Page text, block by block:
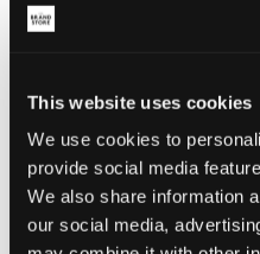
This website uses cookies
We use cookies to
provide social media
We also share information
our social media,
8 Ans
(128 cm)
Taille perçue